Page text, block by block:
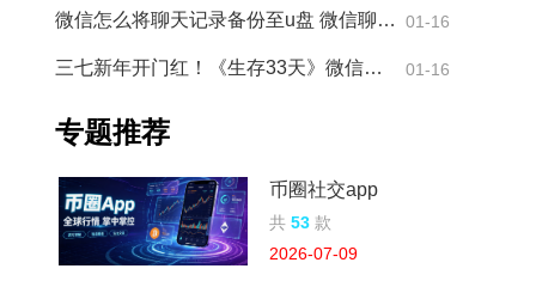
微信怎么将聊天记录备份至u盘 微信聊天记录备份到u盘方法 01-16
三七新年开门红！《生存33天》微信小游戏畅销榜夺冠 01-16
专题推荐
币圈社交app
共 53 款
2026-07-09